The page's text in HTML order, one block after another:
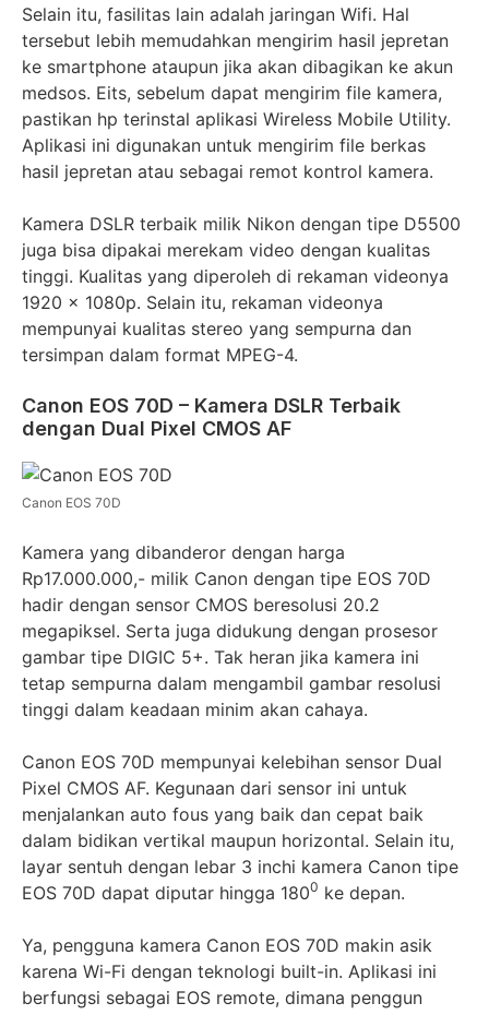
Selain itu, fasilitas lain adalah jaringan Wifi. Hal
tersebut lebih memudahkan mengirim hasil jepretan
ke smartphone ataupun jika akan dibagikan ke akun
medsos. Eits, sebelum dapat mengirim file kamera,
pastikan hp terinstal aplikasi Wireless Mobile Utility.
Aplikasi ini digunakan untuk mengirim file berkas
hasil jepretan atau sebagai remot kontrol kamera.
Kamera DSLR terbaik milik Nikon dengan tipe D5500
juga bisa dipakai merekam video dengan kualitas
tinggi. Kualitas yang diperoleh di rekaman videonya
1920 x 1080p. Selain itu, rekaman videonya
mempunyai kualitas stereo yang sempurna dan
tersimpan dalam format MPEG-4.
Canon EOS 70D – Kamera DSLR Terbaik
dengan Dual Pixel CMOS AF
Canon EOS 70D
Kamera yang dibanderor dengan harga
Rp17.000.000,- milik Canon dengan tipe EOS 70D
hadir dengan sensor CMOS beresolusi 20.2
megapiksel. Serta juga didukung dengan prosesor
gambar tipe DIGIC 5+. Tak heran jika kamera ini
tetap sempurna dalam mengambil gambar resolusi
tinggi dalam keadaan minim akan cahaya.
Canon EOS 70D mempunyai kelebihan sensor Dual
Pixel CMOS AF. Kegunaan dari sensor ini untuk
menjalankan auto fous yang baik dan cepat baik
dalam bidikan vertikal maupun horizontal. Selain itu,
layar sentuh dengan lebar 3 inchi kamera Canon tipe
EOS 70D dapat diputar hingga 1800 ke depan.
Ya, pengguna kamera Canon EOS 70D makin asik
karena Wi-Fi dengan teknologi built-in. Aplikasi ini
berfungsi sebagai EOS remote, dimana penggun